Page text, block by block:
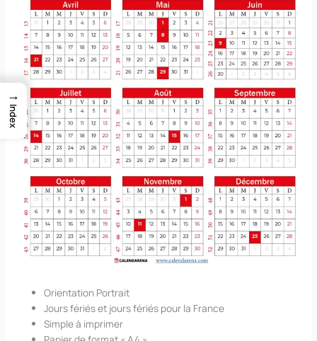
Orientation Portrait
Jours fériés et jours fériés pour la France
Simple à imprimer
→
Index